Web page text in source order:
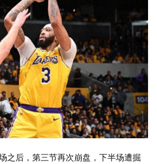
之后，第三节再次崩盘，下半场遭掘